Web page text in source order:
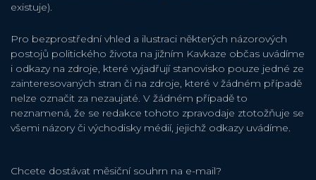
existuje).
Pro bezprostřední vhled a ilustraci některých názorových
postojů politického života na jižním Kavkaze občas uvádíme
i odkazy na zdroje, které vyjadřují stanovisko pouze jedné ze
zainteresovaných stran či na zdroje, které v žádném případě
nelze označit za nezaujaté. V žádném případě to
neznamená, že se redakce tohoto zpravodaje ztotožňuje se
všemi názory či východisky médií, jejichž odkazy uvádíme.
Chcete dostávat měsiční souhrn na e-mail?